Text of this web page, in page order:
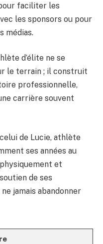
faciliter les
les sponsors ou pour
médias.
d’élite ne se
le terrain ; il construit
professionnelle,
carrière souvent
de Lucie, athlète
ses années au
et
de ses
jamais abandonner